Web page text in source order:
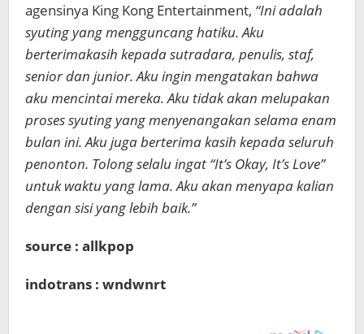
agensinya King Kong Entertainment, “Ini adalah
syuting yang mengguncang hatiku. Aku
berterimakasih kepada sutradara, penulis, staf,
senior dan junior. Aku ingin mengatakan bahwa
aku mencintai mereka. Aku tidak akan melupakan
proses syuting yang menyenangakan selama enam
bulan ini. Aku juga berterima kasih kepada seluruh
penonton. Tolong selalu ingat “It’s Okay, It’s Love”
untuk waktu yang lama. Aku akan menyapa kalian
dengan sisi yang lebih baik.”
source : allkpop
indotrans : wndwnrt